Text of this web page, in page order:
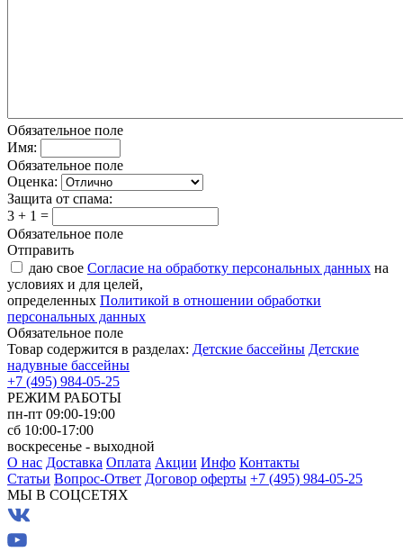
Обязательное поле
Имя:
Обязательное поле
Оценка:
Защита от спама:
3 + 1 =
Обязательное поле
Отправить
даю свое Согласие на обработку персональных данных на
условиях и для целей,
определенных Политикой в отношении обработки
персональных данных
Обязательное поле
Товар содержится в разделах: Детские бассейны Детские
надувные бассейны
+7 (495) 984-05-25
РЕЖИМ РАБОТЫ
пн-пт 09:00-19:00
сб 10:00-17:00
воскресенье - выходной
О нас Доставка Оплата Акции Инфо Контакты
Статьи Вопрос-Ответ Договор оферты +7 (495) 984-05-25
МЫ В СОЦСЕТЯХ